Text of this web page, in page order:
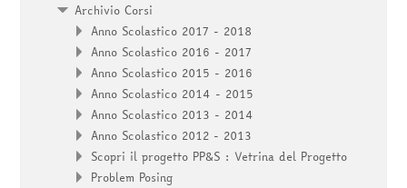
Archivio Corsi
Anno Scolastico 2017 - 2018
Anno Scolastico 2016 - 2017
Anno Scolastico 2015 - 2016
Anno Scolastico 2014 - 2015
Anno Scolastico 2013 - 2014
Anno Scolastico 2012 - 2013
Scopri il progetto PP&S : Vetrina del Progetto
Problem Posing